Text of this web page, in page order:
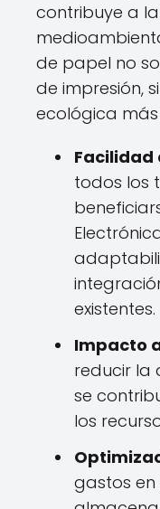
contribuye a
de papel no
de impresión,
ecológica
Facilidad
todos los
existentes.
Impacto
reducir la
se
los
gastos en